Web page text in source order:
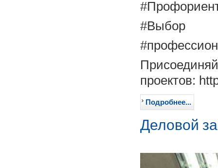
#Выбор
проектов:
Подробнее...
Деловой